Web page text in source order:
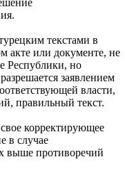
текстами в
акте или документе, не
Республики, но
заявлением
власти,
правильный текст.
корректирующее
в случае
выше противоречий